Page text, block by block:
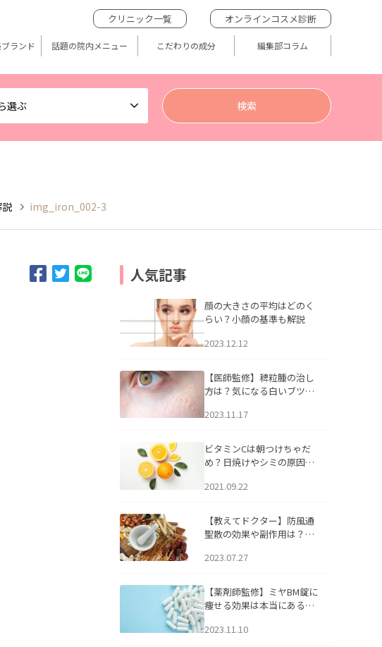
選ぶ
クリニック一覧 オンラインコスメ診断
ランド 話題の院内メニュー こだわりの成分 編集部コラム
img_iron_002-3
人気記事
顔の大きさの平均はどのく
らい？小顔の基準も解説
2023.12.12
【医師監修】稗粒腫の治し
方は？気になる白いブツブ
アについて
2023.11.17
ビタミンCは朝つけちゃだ
め？日焼けやシミの原因に
2021.09.22
【教えてドクター】防風通
聖散の効果や副作用は？長
2023.07.27
【薬剤師監修】ミヤBM錠に
痩せる効果は本当にある
2023.11.10